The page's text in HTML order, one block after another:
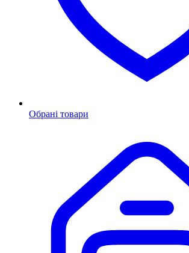
Обрані товари